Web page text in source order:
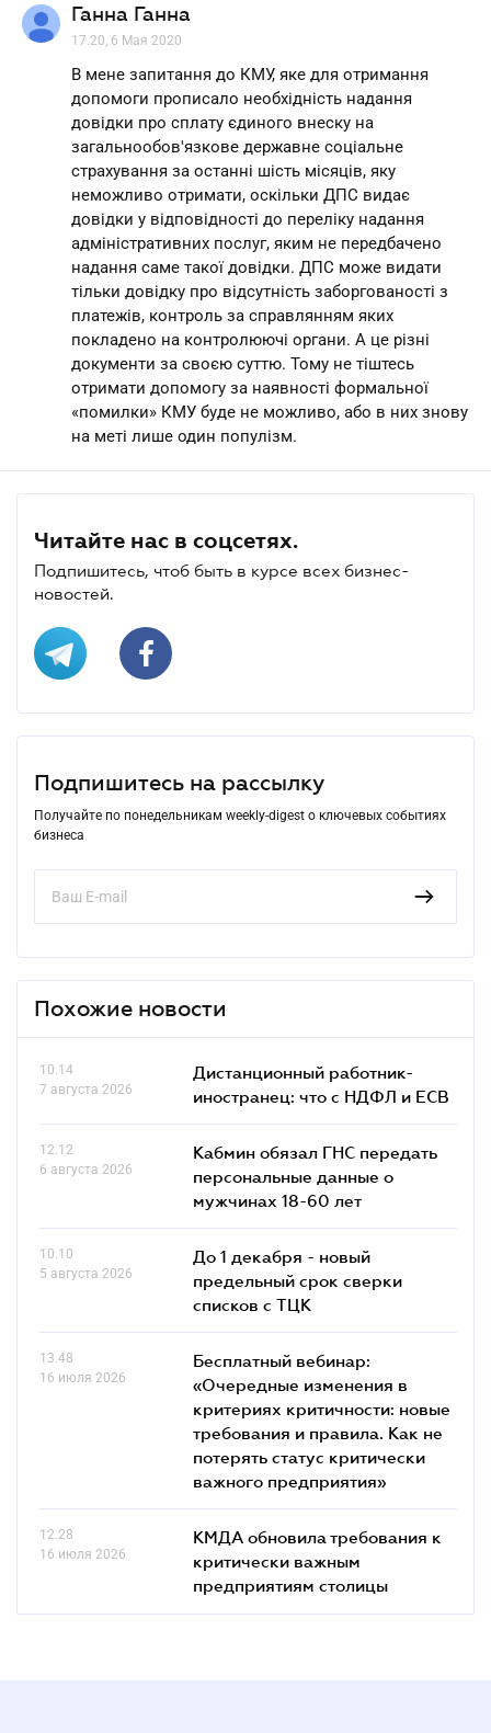
Ганна Ганна
17.20, 6 Мая 2020
В мене запитання до КМУ, яке для отримання
допомоги прописало необхідність надання
довідки про сплату єдиного внеску на
загальнообов'язкове державне соціальне
страхування за останні шість місяців, яку
неможливо отримати, оскільки ДПС видає
довідки у відповідності до переліку надання
адміністративних послуг, яким не передбачено
надання саме такої довідки. ДПС може видати
тільки довідку про відсутність заборгованості з
платежів, контроль за справлянням яких
покладено на контролюючі органи. А це різні
документи за своєю суттю. Тому не тіштесь
отримати допомогу за наявності формальної
«помилки» КМУ буде не можливо, або в них знову
на меті лише один популізм.
Читайте нас в соцсетях.
Подпишитесь, чтоб быть в курсе всех бизнес-
новостей.
Подпишитесь на рассылку
Получайте по понедельникам weekly-digest о ключевых событиях
бизнеса
Похожие новости
10.14
7 августа 2026
Дистанционный работник-
иностранец: что с НДФЛ и ЕСВ
12.12
6 августа 2026
Кабмин обязал ГНС передать
персональные данные о
мужчинах 18-60 лет
10.10
5 августа 2026
До 1 декабря - новый
предельный срок сверки
списков c ТЦК
13.48
16 июля 2026
Бесплатный вебинар:
«Очередные изменения в
критериях критичности: новые
требования и правила. Как не
потерять статус критически
важного предприятия»
12.28
16 июля 2026
КМДА обновила требования к
критически важным
предприятиям столицы